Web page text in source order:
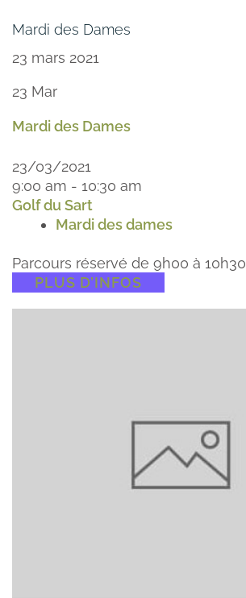
Mardi des Dames
23 mars 2021
23 Mar
Mardi des Dames
23/03/2021
9:00 am - 10:30 am
Golf du Sart
Mardi des dames
Parcours réservé de 9h00 à 10h30
PLUS D’INFOS